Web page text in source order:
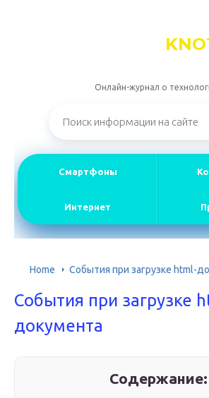
Онлайн-журнал о
Смартфоны
Интернет
Home События при загрузке html-
События при загрузке
документа
Содержание: